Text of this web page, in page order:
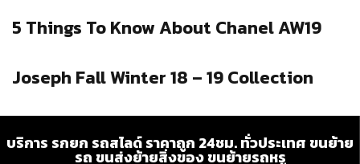
5 Things To Know About Chanel AW19
Joseph Fall Winter 18 – 19 Collection
บริการ รกยก รถสไลด์ ราคาถูก 24ชม. ทั่วประเทศ ขนย้าย
รถ ขนส่งย้ายสิ่งของ ขนย้ายรถหรู